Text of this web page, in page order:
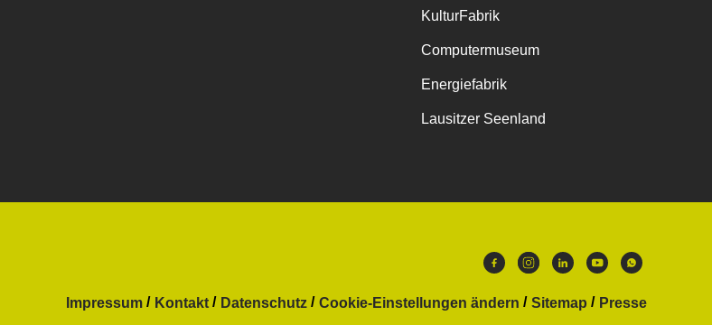
KulturFabrik
Computermuseum
Energiefabrik
Lausitzer Seenland
Impressum Kontakt Datenschutz Cookie-Einstellungen ändern Sitemap
Presse